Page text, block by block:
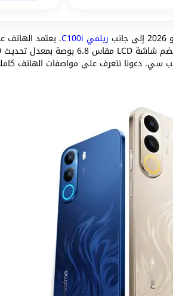
ريلمي C100i
45 واط ومنفذ تايب سي. دعونا نتعرف على مواصفات